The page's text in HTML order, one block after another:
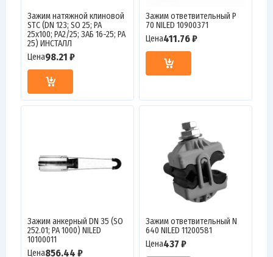
Зажим натяжной клиновой
STC (DN 123; SO 25; PA
25х100; PA2/25; ЗАБ 16-25; PA
25) ИНСТАЛЛ
Цена98.21 ₽
Зажим ответвительный P
70 NILED 10900371
Цена411.76 ₽
Зажим анкерный DN 35 (SO
252.01; PA 1000) NILED
10100011
Цена856.44 ₽
Зажим ответвительный N
640 NILED 11200581
Цена437 ₽